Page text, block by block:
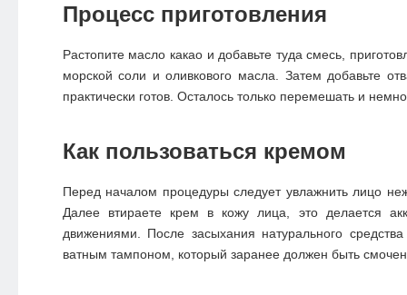
Процесс приготовления
Растопите масло какао и добавьте туда смесь,
морской соли и оливкового масла. Затем добавьте
практически готов. Осталось только перемешать и
Как пользоваться кремом
Перед началом процедуры следует увлажнить лицо
Далее втираете крем в кожу лица, это делается
движениями. После засыхания натурального
ватным тампоном, который заранее должен быть